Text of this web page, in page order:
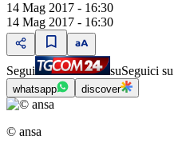
14 Mag 2017 - 16:30
14 Mag 2017 - 16:30
Segui suSeguici su
whatsapp discover
© ansa